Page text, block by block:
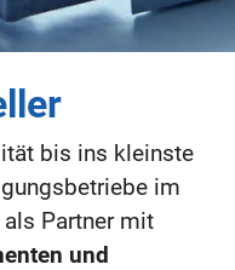
bis ins kleinste
im
Partner mit
und